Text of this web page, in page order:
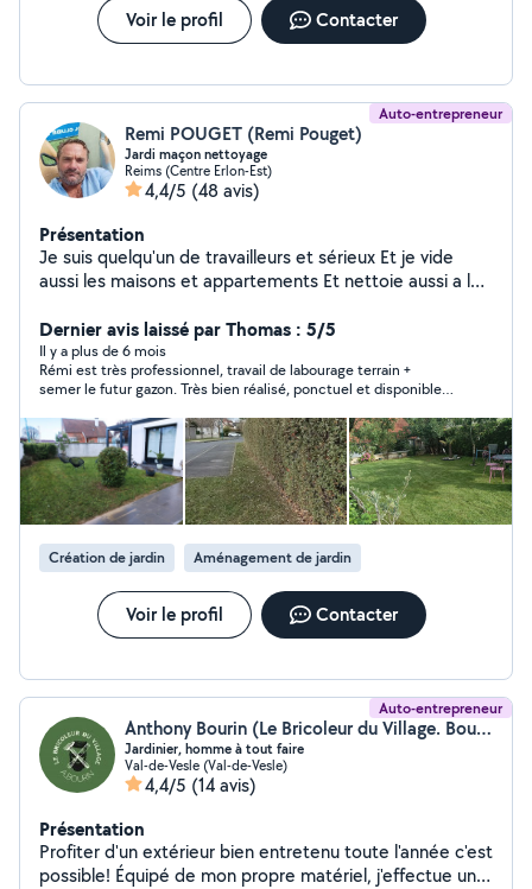
Voir le profil Contacter
Auto-entrepreneur
Remi POUGET (Remi Pouget)
Jardi maçon nettoyage
Reims (Centre Erlon-Est)
4,4/5 (48 avis)
Présentation
Je suis quelqu'un de travailleurs et sérieux Et je vide
aussi les maisons et appartements Et nettoie aussi a l
Dernier avis laissé par Thomas : 5/5
Il y a plus de 6 mois
Rémi est très professionnel, travail de labourage terrain +
semer le futur gazon. Très bien réalisé, ponctuel et disponible.
Création de jardin Aménagement de jardin
Voir le profil Contacter
Auto-entrepreneur
Anthony Bourin (Le Bricoleur du Village. Bourin Multiservices)
Jardinier, homme à tout faire
Val-de-Vesle (Val-de-Vesle)
4,4/5 (14 avis)
Présentation
Profiter d'un extérieur bien entretenu toute l'année c'est
possible! Équipé de mon propre matériel, j'effectue un